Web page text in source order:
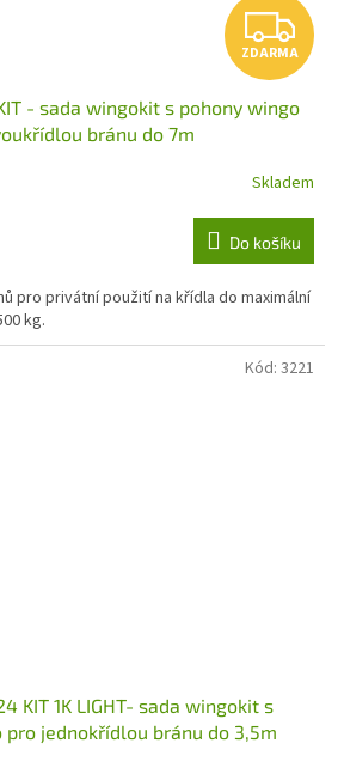
Z
D
A
R
M
A
ZDARMA
- sada wingokit s pohony wingo
bránu do 7m
Skladem
Do košíku
pro privátní použití na křídla do maximální
kg.
KIT 1K LIGHT- sada wingokit s
pro jednokřídlou bránu do 3,5m
Kód: 3221